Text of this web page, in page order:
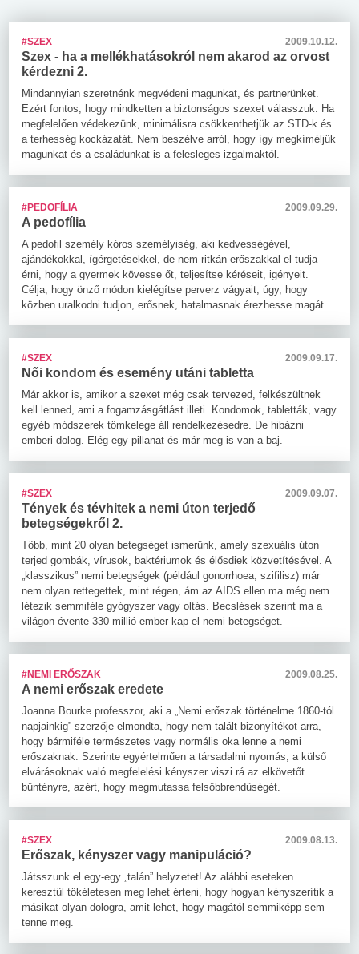
#SZEX 2009.10.12.
Szex - ha a mellékhatásokról nem akarod az orvost
kérdezni 2.
Mindannyian szeretnénk megvédeni magunkat, és partnerünket.
Ezért fontos, hogy mindketten a biztonságos szexet válasszuk. Ha
megfelelően védekezünk, minimálisra csökkenthetjük az STD-k és
a terhesség kockázatát. Nem beszélve arról, hogy így megkíméljük
magunkat és a családunkat is a felesleges izgalmaktól.
#PEDOFÍLIA 2009.09.29.
A pedofília
A pedofil személy kóros személyiség, aki kedvességével,
ajándékokkal, ígérgetésekkel, de nem ritkán erőszakkal el tudja
érni, hogy a gyermek kövesse őt, teljesítse kéréseit, igényeit.
Célja, hogy önző módon kielégítse perverz vágyait, úgy, hogy
közben uralkodni tudjon, erősnek, hatalmasnak érezhesse magát.
#SZEX 2009.09.17.
Női kondom és esemény utáni tabletta
Már akkor is, amikor a szexet még csak tervezed, felkészültnek
kell lenned, ami a fogamzásgátlást illeti. Kondomok, tabletták, vagy
egyéb módszerek tömkelege áll rendelkezésedre. De hibázni
emberi dolog. Elég egy pillanat és már meg is van a baj.
#SZEX 2009.09.07.
Tények és tévhitek a nemi úton terjedő
betegségekről 2.
Több, mint 20 olyan betegséget ismerünk, amely szexuális úton
terjed gombák, vírusok, baktériumok és élősdiek közvetítésével. A
„klasszikus” nemi betegségek (például gonorrhoea, szifilisz) már
nem olyan rettegettek, mint régen, ám az AIDS ellen ma még nem
létezik semmiféle gyógyszer vagy oltás. Becslések szerint ma a
világon évente 330 millió ember kap el nemi betegséget.
#NEMI ERŐSZAK 2009.08.25.
A nemi erőszak eredete
Joanna Bourke professzor, aki a „Nemi erőszak történelme 1860-tól
napjainkig” szerzője elmondta, hogy nem talált bizonyítékot arra,
hogy bármiféle természetes vagy normális oka lenne a nemi
erőszaknak. Szerinte egyértelműen a társadalmi nyomás, a külső
elvárásoknak való megfelelési kényszer viszi rá az elkövetőt
bűntényre, azért, hogy megmutassa felsőbbrendűségét.
#SZEX 2009.08.13.
Erőszak, kényszer vagy manipuláció?
Játsszunk el egy-egy „talán” helyzetet! Az alábbi eseteken
keresztül tökéletesen meg lehet érteni, hogy hogyan kényszerítik a
másikat olyan dologra, amit lehet, hogy magától semmiképp sem
tenne meg.